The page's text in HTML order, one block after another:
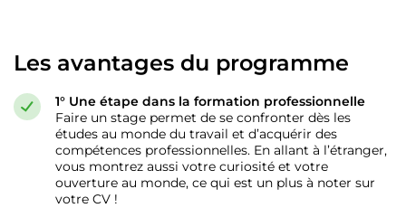
Les avantages du programme
1° Une étape dans la formation professionnelle
Faire un stage permet de se confronter dès les
études au monde du travail et d’acquérir des
compétences professionnelles. En allant à l’étranger,
vous montrez aussi votre curiosité et votre
ouverture au monde, ce qui est un plus à noter sur
votre CV !